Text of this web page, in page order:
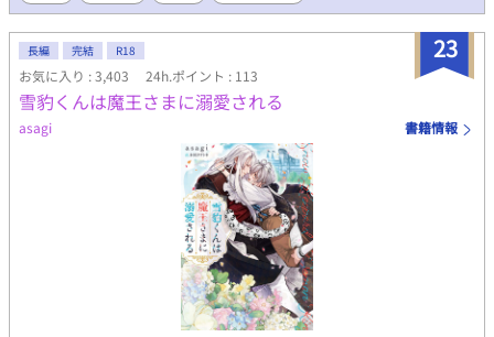
23
長編 完結 R18
お気に入り : 3,403 24h.ポイント : 113
雪豹くんは魔王さまに溺愛される
asagi 書籍情報